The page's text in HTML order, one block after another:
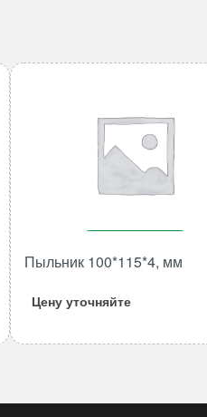
100*115*4,
Пыльник 100*115*4, мм
Цену уточняйте